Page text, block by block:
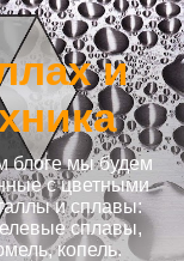
и
блоге мы будем
с цветными
и сплавы:
сплавы,
копель.